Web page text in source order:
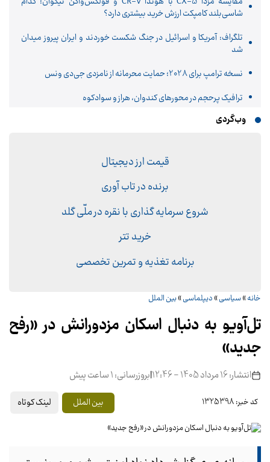
شاسی‌بلند کامپکت ارزش خرید بیشتری دارد؟
تلگراف: آمریکا و اسرائیل در جنگ شکست خوردند و ایران پیروز میدان
شد
نسخه ترامپ برای 2028؛ حمایت محرمانه از نامزدی جی‌دی ونس
ترافیک پرحجم در محورهای کندوان، هراز و سوادکوه
وب‌گردی
قیمت ارز دیجیتال
برنده در تاب آوری
شروع سرمایه گذاری با نقره در ملّی گلد
خرید تتر
برنامه تغذیه و تمرین تخصصی